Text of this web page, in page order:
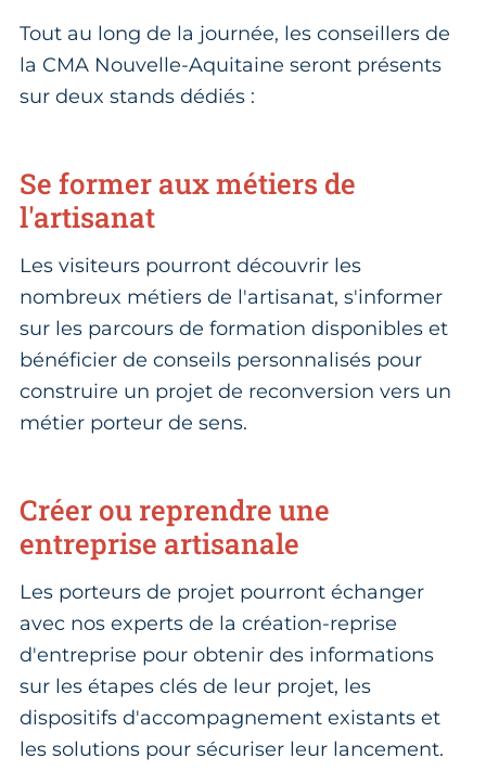
Tout au long de la journée, les conseillers de
la CMA Nouvelle-Aquitaine seront présents
sur deux stands dédiés :
Se former aux métiers de
l'artisanat
Les visiteurs pourront découvrir les
nombreux métiers de l'artisanat, s'informer
sur les parcours de formation disponibles et
bénéficier de conseils personnalisés pour
construire un projet de reconversion vers un
métier porteur de sens.
Créer ou reprendre une
entreprise artisanale
Les porteurs de projet pourront échanger
avec nos experts de la création-reprise
d'entreprise pour obtenir des informations
sur les étapes clés de leur projet, les
dispositifs d'accompagnement existants et
les solutions pour sécuriser leur lancement.